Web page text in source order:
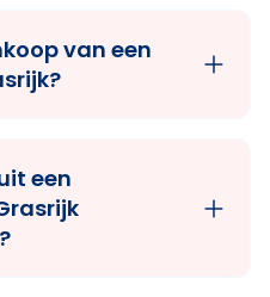
van een
een